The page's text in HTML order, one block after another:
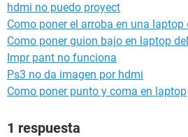
hdmi no puedo proyect
Como poner el arroba en una laptop
Como poner guion bajo en laptop
Impr pant no funciona
Ps3 no da imagen por hdmi
Como poner punto y coma en laptop
1 respuesta